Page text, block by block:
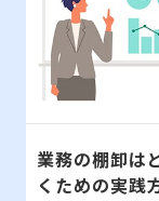
業務の棚卸は
くための実践